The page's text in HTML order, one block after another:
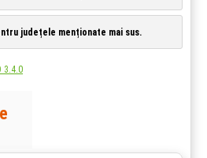
județele menționate mai sus.